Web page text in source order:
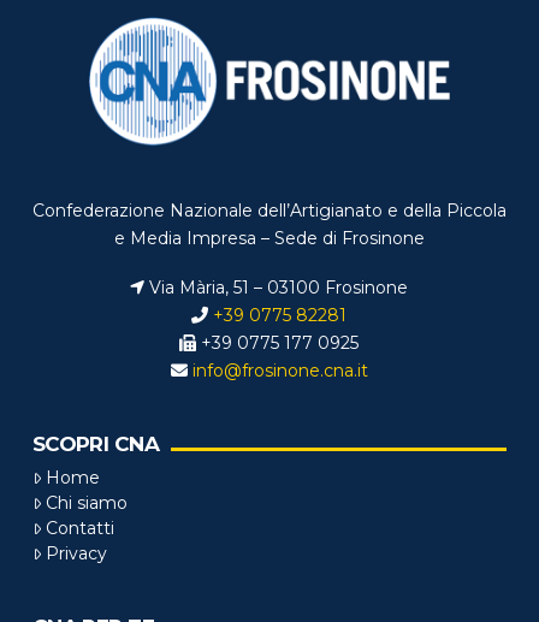
Confederazione Nazionale dell’Artigianato e della Piccola
e Media Impresa – Sede di Frosinone
Via Mària, 51 – 03100 Frosinone
+39 0775 82281
+39 0775 177 0925
info@frosinone.cna.it
SCOPRI CNA
Home
Chi siamo
Contatti
Privacy